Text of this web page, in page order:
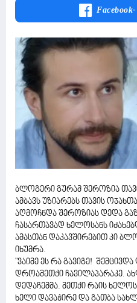
ბლოგერი გურამ შეროზია
ამბავს უზიარებს თავის
აღმოჩნდა შეროზიას დედა
ჩასართავად ხელოსანს
ამასთან დაკავშირებით კი
იხუმრა.
"ვაიმე ეს რა გავიგე!
დროამეთქი ჩავილაპარაკე.
დედაჩემმა. მეთქი რაის
ხელი დავაჭირე და გათბა